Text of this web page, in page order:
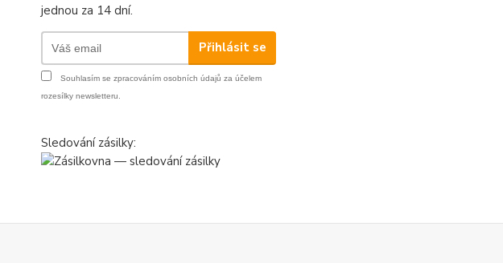
jednou za 14 dní.
Přihlásit se
Souhlasím se zpracováním osobních údajů za účelem
rozesílky newsletteru.
Sledování zásilky: